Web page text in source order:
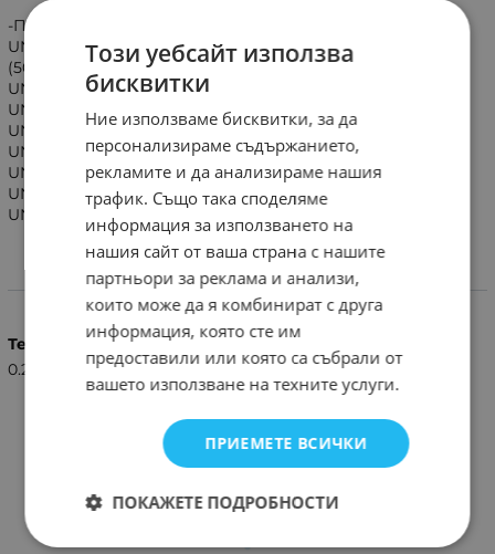
-Подходящо за: (32") UN32N5300, UN32N5300AF,
UN32N5300AFXZA (43") UN43NU6900 , UN43NU6900FXZA
(50") UN50NU6900, UN50NU6900FXZA, UN50NU7100,
UN50NU7100F, UN50NU7100FXZA (55") UN55NU6900,
UN55NU6900FXZA, UN55NU7100, UN55NU7100F,
UN55NU7100FXZA, UN55NU7300, UN55NU7300FXZA (65")
UN55NU6900, UN55NU6900FXZA, UN65NU7100,
UN65NU7100F, UN65NU7100FXZA, UN65NU7300,
UN65NU7300FXZA (75") UN75NU7100, UN75NU7100F,
UN75NU7100FXZA N5300, NU6900, NU7100, NU7300
Характеристики
Тегло (кг.)
0.20
Този уебсайт използва
бисквитки
Ние използваме бисквитки, за да
персонализираме съдържанието,
рекламите и да анализираме нашия
трафик. Също така споделяме
информация за използването на
нашия сайт от ваша страна с нашите
партньори за реклама и анализи,
които може да я комбинират с друга
информация, която сте им
предоставили или която са събрали от
вашето използване на техните услуги.
ПРИЕМЕТЕ ВСИЧКИ
ПОКАЖЕТЕ ПОДРОБНОСТИ